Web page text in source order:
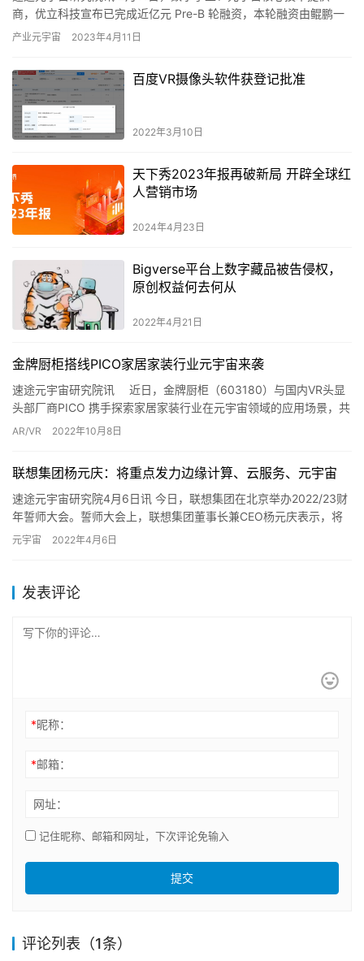
商，优立科技宣布已完成近亿元 Pre-B 轮融资，本轮融资由鲲鹏一
创、和诚资本等机构投资。资金将主要用于产品迭代、市场拓…
产业元宇宙 2023年4月11日
百度VR摄像头软件获登记批准
2022年3月10日
天下秀2023年报再破新局 开辟全球红
人营销市场
2024年4月23日
Bigverse平台上数字藏品被告侵权，
原创权益何去何从
2022年4月21日
金牌厨柜搭线PICO家居家装行业元宇宙来袭
速途元宇宙研究院讯 近日，金牌厨柜（603180）与国内VR头显
头部厂商PICO 携手探索家居家装行业在元宇宙领域的应用场景，共
同推动产业业态创新，为广大用户提供更优质的体验与服…
AR/VR 2022年10月8日
联想集团杨元庆：将重点发力边缘计算、云服务、元宇宙
速途元宇宙研究院4月6日讯 今日，联想集团在北京举办2022/23财
年誓师大会。誓师大会上，联想集团董事长兼CEO杨元庆表示，将
技术创新作为新财年的首要支柱。除了研发投入、人才翻番…
元宇宙 2022年4月6日
发表评论
*昵称：
*邮箱：
网址：
记住昵称、邮箱和网址，下次评论免输入
提交
评论列表（1条）